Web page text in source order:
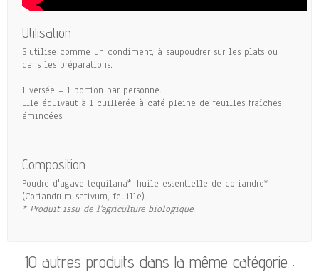
Utilisation
S'utilise comme un condiment, à saupoudrer sur les plats ou
dans les préparations.
1 versée = 1 portion par personne.
Elle équivaut à 1 cuillerée à café pleine de feuilles fraîches
émincées.
Composition
Poudre d'agave tequilana*, huile essentielle de coriandre*
(Coriandrum sativum, feuille).
* Produit issu de l'agriculture biologique.
10 autres produits dans la même catégorie :